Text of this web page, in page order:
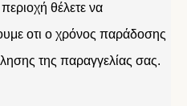
θέλετε να
οτι ο χρόνος παράδοσης
της παραγγελίας σας.